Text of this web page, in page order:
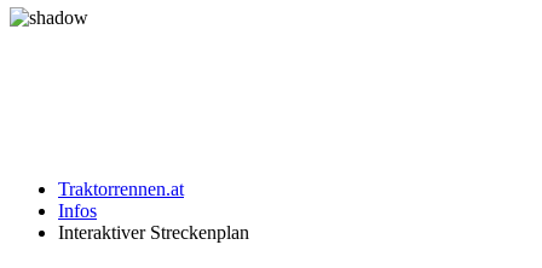
Traktorrennen.at
Infos
Interaktiver Streckenplan